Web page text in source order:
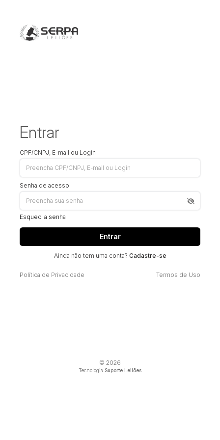
Entrar
CPF/CNPJ, E-mail ou Login
Senha de acesso
Esqueci a senha
Entrar
Ainda não tem uma conta? Cadastre-se
Política de Privacidade Termos de Uso
© 2026
Tecnologia Suporte Leilões